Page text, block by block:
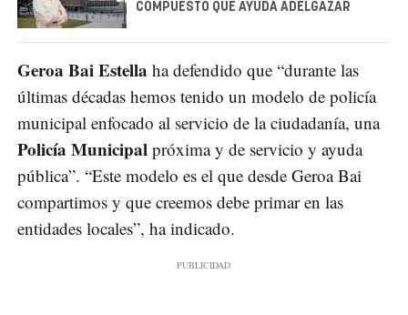
COMPUESTO QUE AYUDA ADELGAZAR
Geroa Bai Estella ha defendido que “durante las
últimas décadas hemos tenido un modelo de policía
municipal enfocado al servicio de la ciudadanía, una
Policía Municipal próxima y de servicio y ayuda
pública”. “Este modelo es el que desde Geroa Bai
compartimos y que creemos debe primar en las
entidades locales”, ha indicado.